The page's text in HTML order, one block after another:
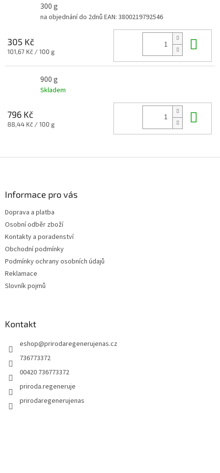
300 g
na objednání do 2dnů EAN: 3800219792546
305 Kč
Měrná
101,67 Kč / 100 g
900 g
Skladem
796 Kč
Měrná
88,44 Kč / 100 g
Informace pro vás
Doprava a platba
Osobní odběr zboží
Kontakty a poradenství
Obchodní podmínky
Podmínky ochrany osobních údajů
Reklamace
Slovník pojmů
Kontakt
eshop@prirodaregenerujenas.cz
736773372
00420 736773372
priroda.regeneruje
prirodaregenerujenas